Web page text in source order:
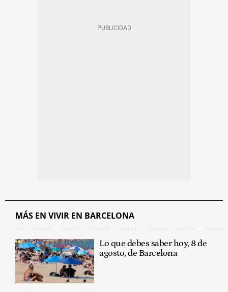
MÁS EN VIVIR EN BARCELONA
Lo que debes saber hoy, 8 de
agosto, de Barcelona